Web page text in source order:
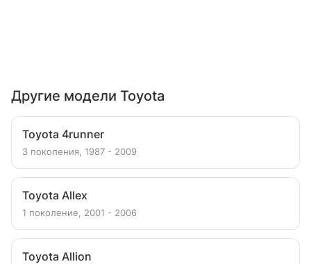
Другие модели Toyota
Toyota 4runner
3 поколения, 1987 - 2009
Toyota Allex
1 поколение, 2001 - 2006
Toyota Allion